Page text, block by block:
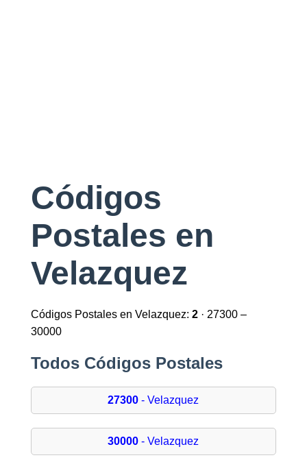
Códigos
Postales en
Velazquez
Códigos Postales en Velazquez: 2· 27300 –
30000
Todos Códigos Postales
27300 - Velazquez
30000 - Velazquez